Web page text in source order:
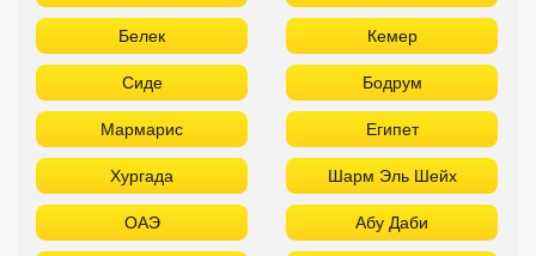
Белек Кемер
Сиде Бодрум
Мармарис Египет
Хургада Шарм Эль Шейх
ОАЭ Абу Даби